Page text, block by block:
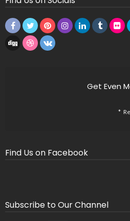
Get Even
Find Us on Facebook
Subscribe to Our Channel